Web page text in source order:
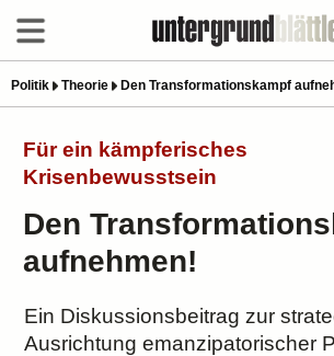
Politik Theorie Den Transformationskampf
Für ein kämpferisches
Krisenbewusstsein
Den
aufnehmen!
Ein Diskussionsbeitrag zur
Ausrichtung emanzipatorischer